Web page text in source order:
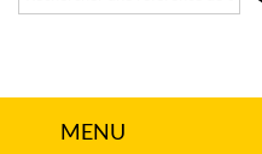
MENU